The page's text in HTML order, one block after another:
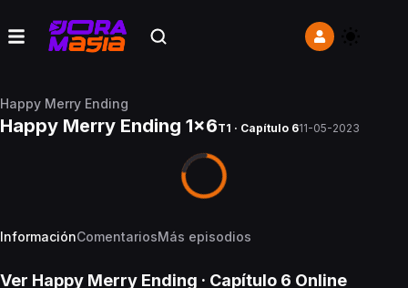
Happy Merry Ending
Happy Merry Ending 1x6T1 · Capítulo 611-05-2023
InformaciónComentariosMás episodios
Ver Happy Merry Ending · Capítulo 6 Online